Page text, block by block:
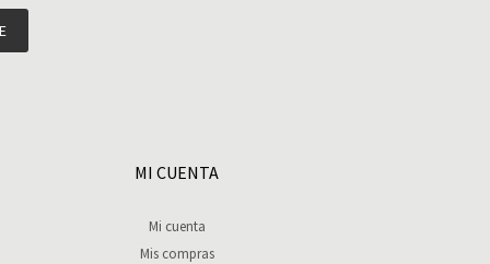
MI CUENTA
Mi cuenta
Mis compras